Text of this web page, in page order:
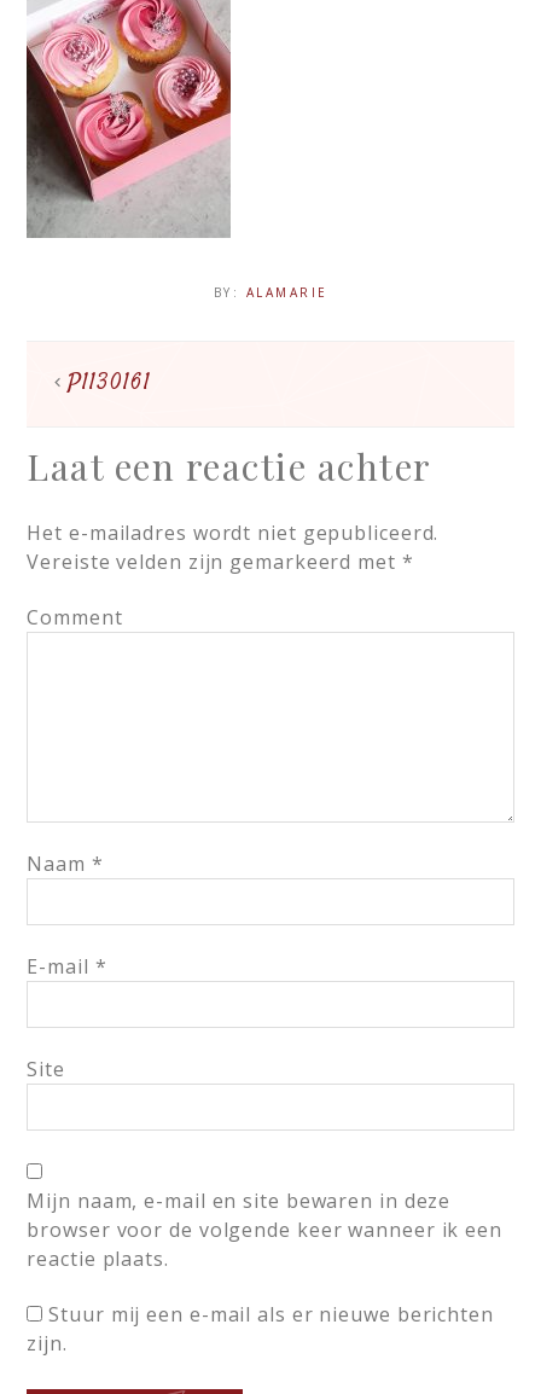
BY: ALAMARIE
P1130161
Laat een reactie achter
Het e-mailadres wordt niet gepubliceerd.
Vereiste velden zijn gemarkeerd met *
Comment
Naam *
E-mail *
Site
Mijn naam, e-mail en site bewaren in deze
browser voor de volgende keer wanneer ik een
reactie plaats.
Stuur mij een e-mail als er nieuwe berichten
zijn.